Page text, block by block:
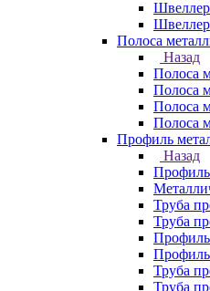
Швеллер
Швеллер
Полоса
Назад
Полоса
Полоса
Полоса
Полоса
Профиль
Назад
Профиль
Труба
Труба
Труба
Труба